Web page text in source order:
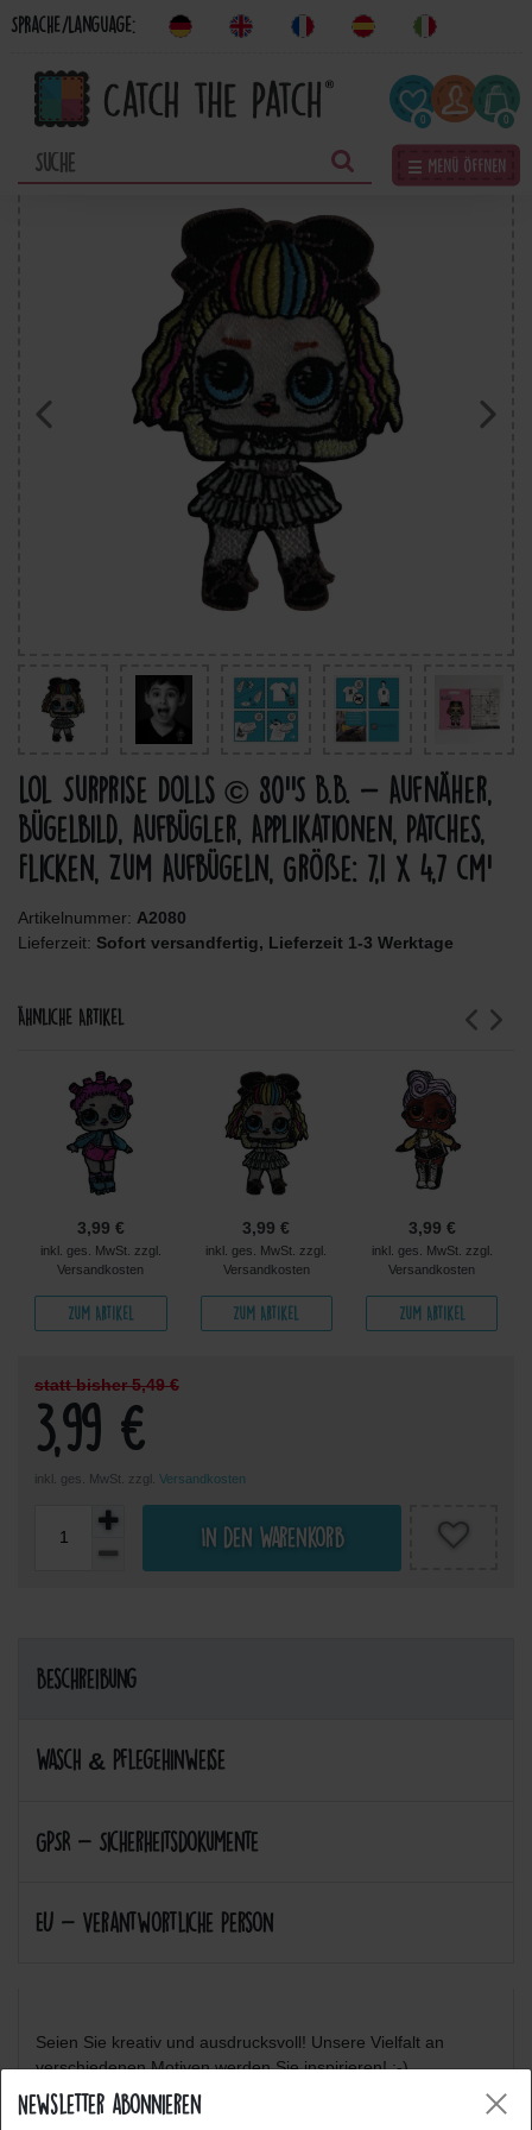
Newsletter abonnieren
Sprache/Language:
0
☰ Menü öffnen
Lol Surprise Dolls © 80''S B.B. - Aufnäher,
Bügelbild, Aufbügler, Applikationen, Patches,
Flicken, Zum Aufbügeln, Größe: 7,1 x 4,7 cm'
Artikelnummer: A2080
Lieferzeit: Sofort versandfertig, Lieferzeit 1-3 Werktage
Ähnliche Artikel
3,99 €
inkl. ges. MwSt. zzgl.
Versandkosten
Zum Artikel
3,99 €
inkl. ges. MwSt. zzgl.
Versandkosten
Zum Artikel
3,99 €
inkl. ges. MwSt. zzgl.
Versandkosten
Zum Artikel
statt bisher 5,49 €
3,99 €
inkl. ges. MwSt. zzgl. Versandkosten
In den Warenkorb
Beschreibung
Wasch & Pflegehinweise
GPSR - Sicherheitsdokumente
EU - Verantwortliche Person
Seien Sie kreativ und ausdrucksvoll! Unsere Vielfalt an
verschiedenen Motiven werden Sie inspirieren! :-)